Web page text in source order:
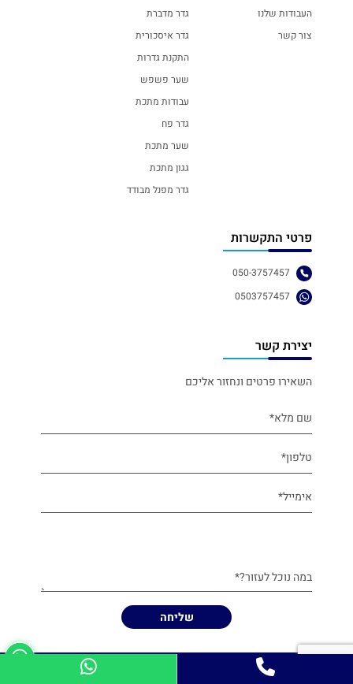
העבודות שלנו
צור קשר
גדר מדברת
גדר איסכורית
התקנת גדרות
שער פשפש
עבודות מתכת
גדר פח
שער מתכת
גגון מתכת
גדר מפנל מבודד
יצירת קשר
השאירו פרטים ונחזור אליכם
פרטי התקשרות
050-3757457
0503757457